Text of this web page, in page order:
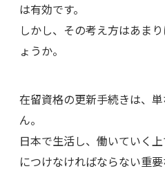
は有効です。
しかし、その考え方はあま
ょうか。
在留資格の更新手続きは、
ん。
日本で生活し、働いていく
につけなければならない重要